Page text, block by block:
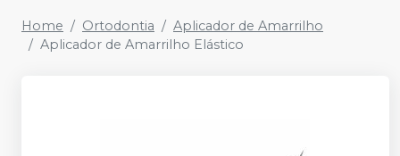
Home Ortodontia
Aplicador de Amarrilho
Aplicador de Amarrilho Elástico